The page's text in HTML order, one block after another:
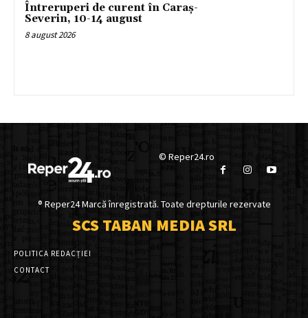
Întreruperi de curent în Caraș-
Severin, 10-14 august
8 august 2026
© Reper24.ro
® Reper24 Marcă înregistrată. Toate drepturile rezervate
SCS TABAN MEDIA SRL
POLITICA REDACȚIEI
CONTACT